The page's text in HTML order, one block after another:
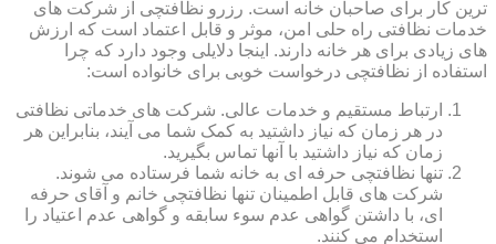
ترین کار برای صاحبان خانه است. رزرو نظافتچی از شرکت های
خدمات نظافتی راه حلی امن، موثر و قابل اعتماد است که ارزش
های زیادی برای هر خانه دارند. اینجا دلایلی وجود دارد که چرا
استفاده از نظافتچی درخواست خوبی برای خانواده است:
ارتباط مستقیم و خدمات عالی. شرکت های خدماتی نظافتی
در هر زمان که نیاز داشتید به کمک شما می آیند، بنابراین هر
زمان که نیاز داشتید با آنها تماس بگیرید.
تنها نظافتچی حرفه ای به خانه شما فرستاده می شوند.
شرکت های قابل اطمینان تنها نظافتچی خانم و آقای حرفه
ای، با داشتن گواهی عدم سوء سابقه و گواهی عدم اعتیاد را
استخدام می کنند.